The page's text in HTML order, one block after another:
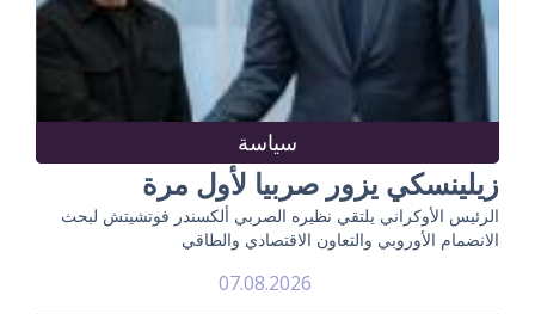
سياسة
زيلينسكي يزور صربيا لأول مرة
الرئيس الأوكراني يلتقي نظيره الصربي ألكسندر فوتشيتش لبحث
الانضمام الأوروبي والتعاون الاقتصادي والطاقي
07.08.2026